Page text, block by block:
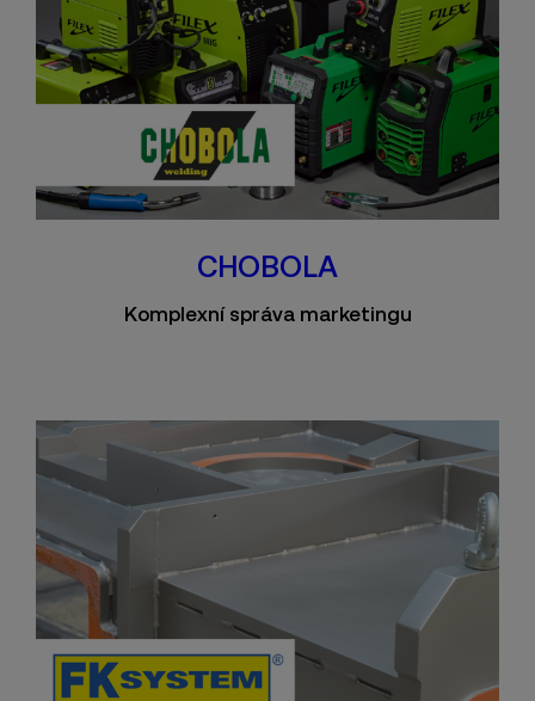
CHOBOLA
Komplexní správa marketingu